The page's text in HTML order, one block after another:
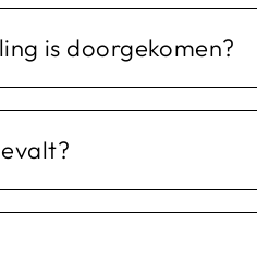
is doorgekomen?